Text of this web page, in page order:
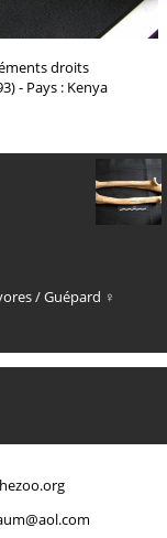
droits
- Pays : Kenya
/Guépard ♀